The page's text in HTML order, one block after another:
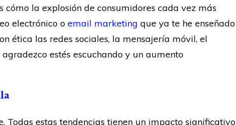
cómo la explosión de consumidores cada vez más
electrónico o email marketing que ya te he enseñado
ética las redes sociales, la mensajería móvil, el
estés escuchando y un aumento
Todas estas tendencias tienen un impacto significativo